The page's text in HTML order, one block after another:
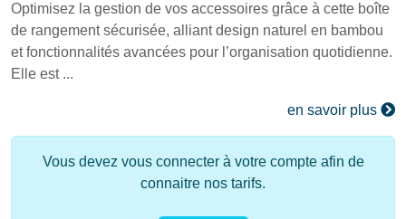
Optimisez la gestion de vos accessoires grâce à cette boîte
de rangement sécurisée, alliant design naturel en bambou
et fonctionnalités avancées pour l’organisation quotidienne.
Elle est ...
en savoir plus
Vous devez vous connecter à votre compte afin de
connaitre nos tarifs.